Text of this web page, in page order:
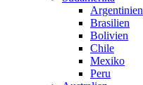
Argentinien
Brasilien
Bolivien
Chile
Mexiko
Peru